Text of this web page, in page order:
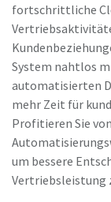
fortschrittliche
System nahtlos
automatisierten
mehr Zeit für
Profitieren Sie
um bessere
Vertriebsleistung